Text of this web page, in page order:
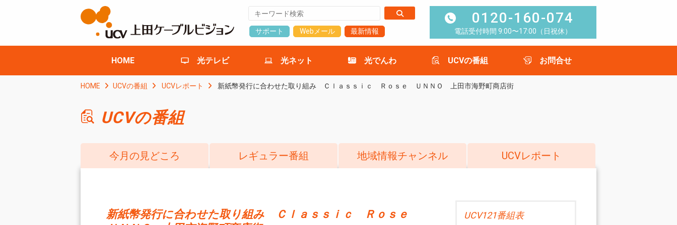
サポート Webメール 最新情報
0120-160-074
電話受付時間 9:00〜17:00（日祝休）
HOME 光テレビ 光ネット 光でんわ UCVの番組 お問合せ
HOME UCVの番組 UCVレポート 新紙幣発行に合わせた取り組み Ｃｌａｓｓｉｃ Ｒｏｓｅ ＵＮＮＯ 上田市海野町商店街
UCVの番組
今月の見どころ レギュラー番組 地域情報チャンネル UCVレポート
新紙幣発行に合わせた取り組み Ｃｌａｓｓｉｃ Ｒｏｓｅ
UCV121番組表